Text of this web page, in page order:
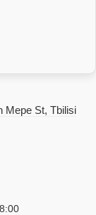
ზეთი)
St, Tbilisi